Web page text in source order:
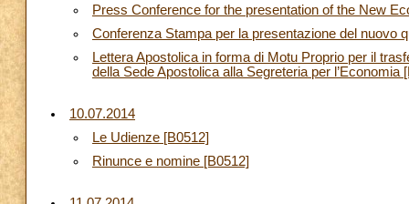
Press Conference for the presentation of the New
Conferenza Stampa per la presentazione del nuovo
Lettera Apostolica in forma di Motu Proprio per il
della Sede Apostolica alla Segreteria per l’Economia
10.07.2014
Le Udienze [B0512]
Rinunce e nomine [B0512]